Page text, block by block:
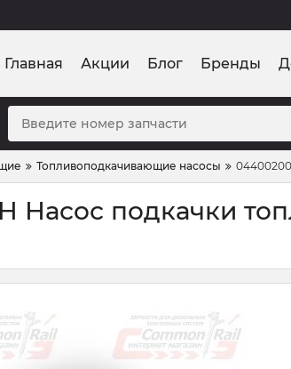
Главная Акции Блог Бренды
Топливоподкачивающие насосы
Насос подкачки